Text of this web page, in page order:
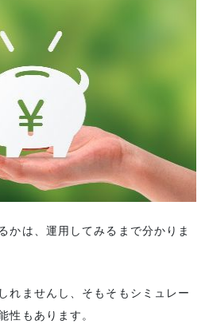
かは、運用してみるまで分かりま
れませんし、そもそもシミュレー
性もあります。